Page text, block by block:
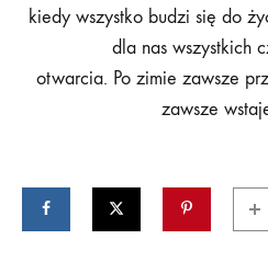
kiedy wszystko budzi się do
dla nas wszystkich
otwarcia. Po zimie zawsze
zawsze